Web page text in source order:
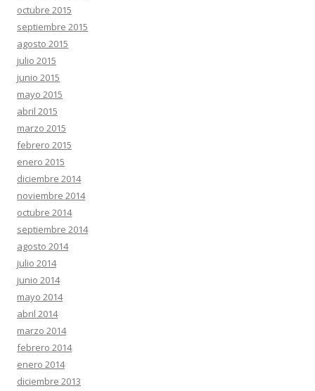
octubre 2015
septiembre 2015
agosto 2015
julio 2015
junio 2015
mayo 2015
abril 2015
marzo 2015
febrero 2015
enero 2015
diciembre 2014
noviembre 2014
octubre 2014
septiembre 2014
agosto 2014
julio 2014
junio 2014
mayo 2014
abril 2014
marzo 2014
febrero 2014
enero 2014
diciembre 2013